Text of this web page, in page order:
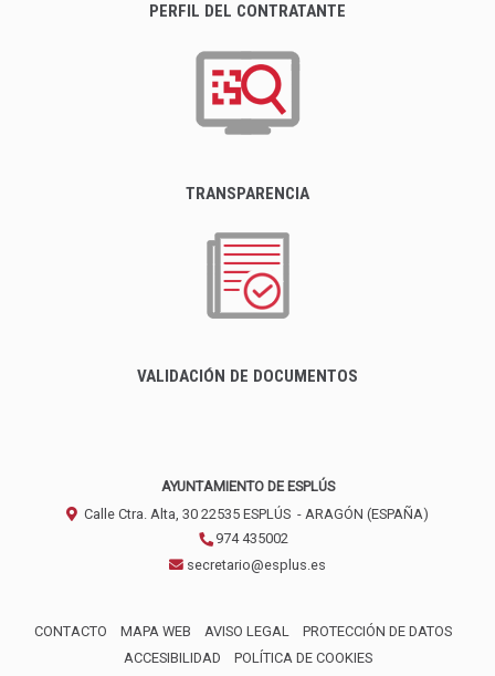
PERFIL DEL CONTRATANTE
TRANSPARENCIA
VALIDACIÓN DE DOCUMENTOS
AYUNTAMIENTO DE ESPLÚS
Calle Ctra. Alta, 30 22535 ESPLÚS - ARAGÓN (ESPAÑA)
974 435002
secretario@esplus.es
CONTACTO MAPA WEB AVISO LEGAL
PROTECCIÓN DE DATOS
ACCESIBILIDAD
POLÍTICA DE COOKIES